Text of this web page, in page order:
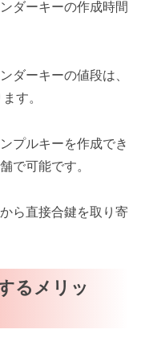
ダーキーの作成時間
ダーキーの値段は、
す。
プルキーを作成でき
で可能です。
ら直接合鍵を取り寄
るメリッ